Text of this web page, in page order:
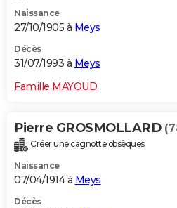
Naissance
27/10/1905 à Meys
Décès
31/07/1993 à Meys
Famille MAYOUD
Pierre GROSMOLLARD
Créer une cagnotte obsèques
Naissance
07/04/1914 à Meys
Décès